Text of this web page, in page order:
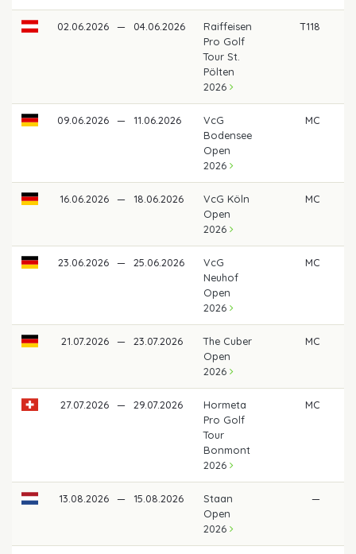
02.06.2026 — 04.06.2026
Raiffeisen
Pro Golf
Tour St.
Pölten
2026
T118
09.06.2026 — 11.06.2026
VcG
Bodensee
Open
2026
MC
16.06.2026 — 18.06.2026
VcG Köln
Open
2026
MC
23.06.2026 — 25.06.2026
VcG
Neuhof
Open
2026
MC
21.07.2026 — 23.07.2026
The Cuber
Open
2026
MC
27.07.2026 — 29.07.2026
Hormeta
Pro Golf
Tour
Bonmont
2026
MC
13.08.2026 — 15.08.2026
Staan
Open
2026
—